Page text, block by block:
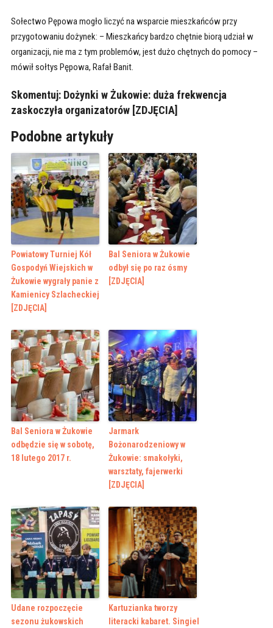
Sołectwo Pępowa mogło liczyć na wsparcie mieszkańców przy
przygotowaniu dożynek: – Mieszkańcy bardzo chętnie biorą udział w
organizacji, nie ma z tym problemów, jest dużo chętnych do pomocy –
mówił sołtys Pępowa, Rafał Banit.
Skomentuj: Dożynki w Żukowie: duża frekwencja
zaskoczyła organizatorów [ZDJĘCIA]
Podobne artykuły
Powiatowy Turniej Kół
Gospodyń Wiejskich w
Żukowie wygrały panie z
Kamienicy Szlacheckiej
[ZDJĘCIA]
Bal Seniora w Żukowie
odbył się po raz ósmy
[ZDJĘCIA]
Bal Seniora w Żukowie
odbędzie się w sobotę,
18 lutego 2017 r.
Jarmark
Bożonarodzeniowy w
Żukowie: smakołyki,
warsztaty, fajerwerki
[ZDJĘCIA]
Udane rozpoczęcie
sezonu żukowskich
Kartuzianka tworzy
literacki kabaret. Singiel